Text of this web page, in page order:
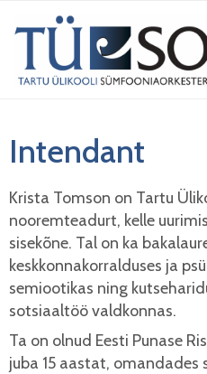
Intendant
Krista Tomson on Tartu
nooremteadurt, kelle
sisekõne. Tal on ka
keskkonnakorralduses ja
semiootikas ning
sotsiaaltöö valdkonnas.
Ta on olnud Eesti Punase
juba 15 aastat, omandades